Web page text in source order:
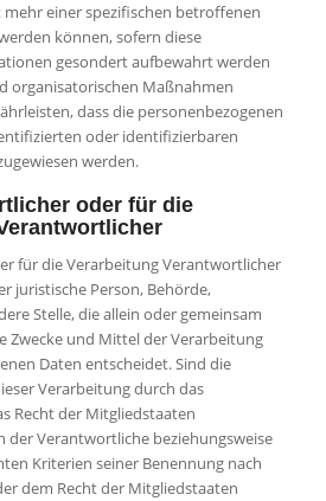
einer spezifischen betroffenen
können, sofern diese
gesondert aufbewahrt werden
organisatorischen Maßnahmen
dass die personenbezogenen
oder identifizierbaren
werden.
oder für die
für die Verarbeitung Verantwortlicher
juristische Person, Behörde,
Stelle, die allein oder gemeinsam
Zwecke und Mittel der Verarbeitung
Daten entscheidet. Sind die
Verarbeitung durch das
Recht der Mitgliedstaaten
der Verantwortliche beziehungsweise
Kriterien seiner Benennung nach
dem Recht der Mitgliedstaaten